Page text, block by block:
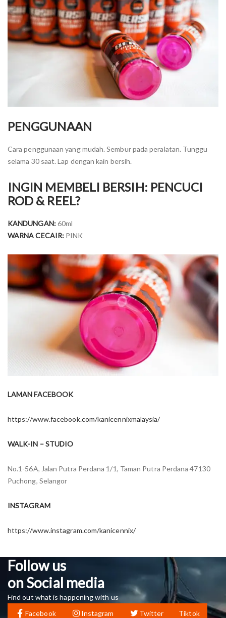
PENGGUNAAN
Cara penggunaan yang mudah. Sembur pada peralatan. Tunggu
selama 30 saat. Lap dengan kain bersih.
INGIN MEMBELI BERSIH: PENCUCI
ROD & REEL?
KANDUNGAN:60ml
WARNA CECAIR: PINK
LAMAN FACEBOOK
https://www.facebook.com/kanicennixmalaysia/
WALK-IN – STUDIO
No.1-56A, Jalan Putra Perdana 1/1, Taman Putra Perdana 47130
Puchong, Selangor
INSTAGRAM
https://www.instagram.com/kanicennix/
Follow us
on Social media
Find out what is happening with us
Facebook
Instagram Twitter Tiktok